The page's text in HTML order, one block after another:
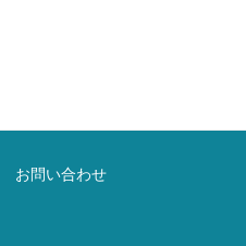
お問い合わせ